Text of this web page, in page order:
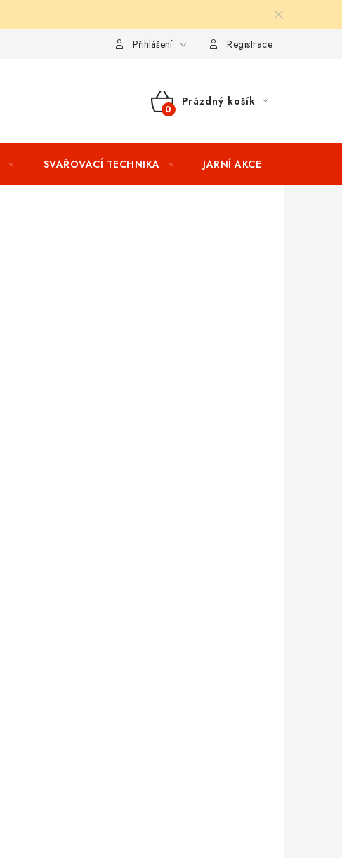
Splátkový prodej Tabulka velikostí oblečení
Přihlášení Registrace
NÁKUPNÍ
Prázdný košík
SVAŘOVACÍ TECHNIKA JARNÍ AKCE